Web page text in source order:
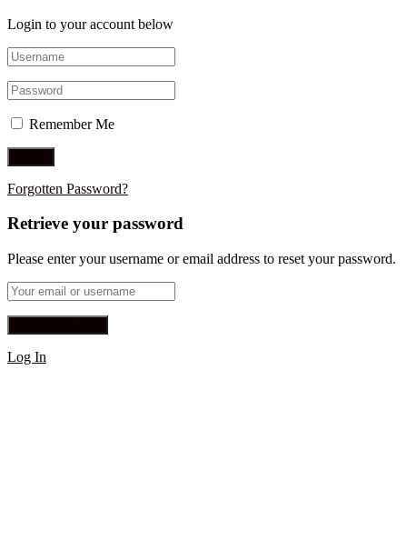
Login to your account below
Remember Me
Forgotten Password?
Retrieve your password
Please enter your username or email address to reset your password.
Log In